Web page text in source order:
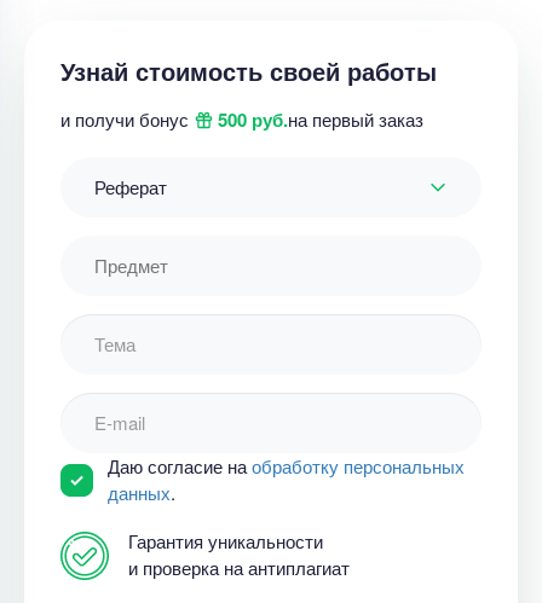
Узнай стоимость своей работы
и получи бонус 500 руб.на первый заказ
Реферат
Даю согласие наобработку персональных
данных.
Гарантия уникальности
и проверка на антиплагиат